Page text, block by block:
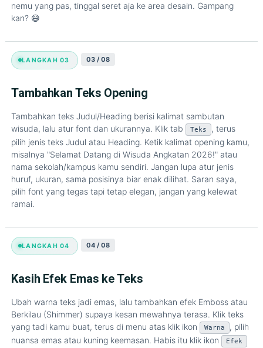
nemu yang pas, tinggal seret aja ke area desain. Gampang
kan? 😄
LANGKAH 03 03 / 08
Tambahkan Teks Opening
Tambahkan teks Judul/Heading berisi kalimat sambutan
wisuda, lalu atur font dan ukurannya. Klik tab
Teks
, terus
pilih jenis teks Judul atau Heading. Ketik kalimat opening kamu,
misalnya "Selamat Datang di Wisuda Angkatan 2026!" atau
nama sekolah/kampus kamu sendiri. Jangan lupa atur jenis
huruf, ukuran, sama posisinya biar enak dilihat. Saran saya,
pilih font yang tegas tapi tetap elegan, jangan yang kelewat
ramai.
LANGKAH 04 04 / 08
Kasih Efek Emas ke Teks
Ubah warna teks jadi emas, lalu tambahkan efek Emboss atau
Berkilau (Shimmer) supaya kesan mewahnya terasa. Klik teks
yang tadi kamu buat, terus di menu atas klik ikon
Warna
, pilih
nuansa emas atau kuning keemasan. Habis itu klik ikon
Efek